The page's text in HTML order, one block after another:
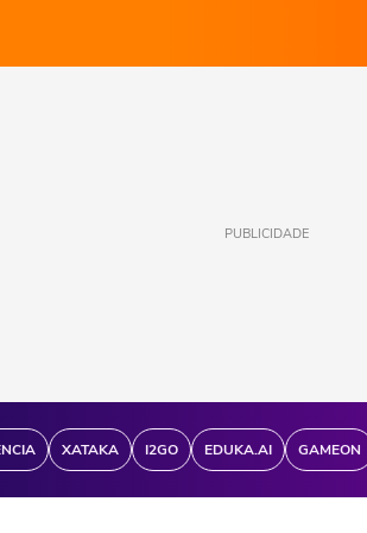
PUBLICIDADE
XATAKA I2GO EDUKA.AI GAMEON